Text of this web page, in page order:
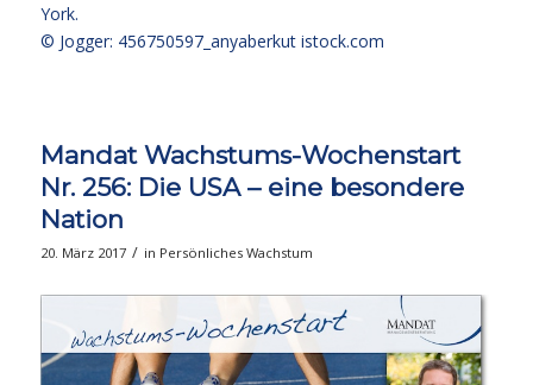
York.
© Jogger: 456750597_anyaberkut istock.com
Mandat Wachstums-Wochenstart
Nr. 256: Die USA – eine besondere
Nation
20. März 2017 / in Persönliches Wachstum